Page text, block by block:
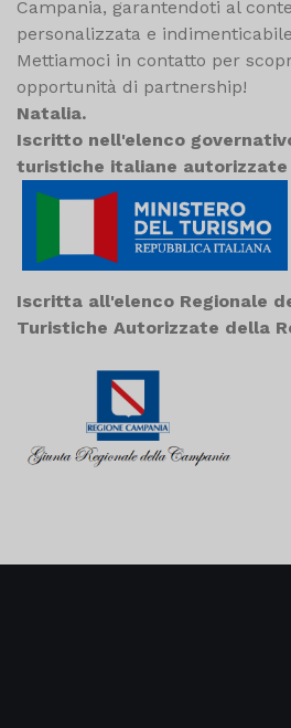
Campania, garantendoti al
personalizzata e
Mettiamoci in contatto per
opportunità di partnership!
Natalia.
Iscritto nell'elenco
turistiche italiane
Iscritta all'elenco Regionale
Turistiche Autorizzate della